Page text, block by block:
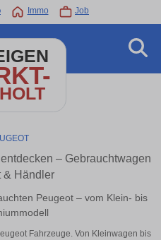
Immo Job
– Gebrauchtwagen
& Händler
Peugeot – vom Klein- bis
Fahrzeuge. Von Kleinwagen bis